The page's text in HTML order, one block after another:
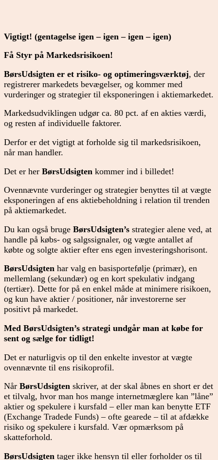
Vigtigt! (gentagelse igen – igen – igen – igen)
Få Styr på Markedsrisikoen!
BørsUdsigten er et risiko- og optimeringsværktøj, der
registrerer markedets bevægelser, og kommer med
vurderinger og strategier til eksponeringen i aktiemarkedet.
Markedsudviklingen udgør ca. 80 pct. af en akties værdi,
og resten af individuelle faktorer.
Derfor er det vigtigt at forholde sig til markedsrisikoen,
når man handler.
Det er her BørsUdsigten kommer ind i billedet!
Ovennævnte vurderinger og strategier benyttes til at vægte
eksponeringen af ens aktiebeholdning i relation til trenden
på aktiemarkedet.
Du kan også bruge BørsUdsigten’s strategier alene ved, at
handle på købs- og salgssignaler, og vægte antallet af
købte og solgte aktier efter ens egen investeringshorisont.
BørsUdsigten har valg en basisportefølje (primær), en
mellemlang (sekundær) og en kort spekulativ indgang
(tertiær). Dette for på en enkel måde at minimere risikoen,
og kun have aktier / positioner, når investorerne ser
positivt på markedet.
Med BørsUdsigten’s strategi undgår man at købe for
sent og sælge for tidligt!
Det er naturligvis op til den enkelte investor at vægte
ovennævnte til ens risikoprofil.
Når BørsUdsigten skriver, at der skal åbnes en short er det
et tilvalg, hvor man hos mange internetmæglere kan ”låne”
aktier og spekulere i kursfald – eller man kan benytte ETF
(Exchange Tradede Funds) – ofte gearede – til at afdække
risiko og spekulere i kursfald. Vær opmærksom på
skatteforhold.
BørsUdsigten tager ikke hensyn til eller forholder os til